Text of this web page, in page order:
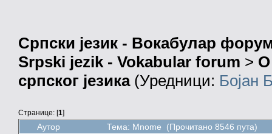
Српски језик - Вокабулар
Srpski jezik - Vokabular forum > О
српског језика(Уредници: Бојан
Странице: [1]
Аутор Тема: Mnome (Прочитано 8546 пута)